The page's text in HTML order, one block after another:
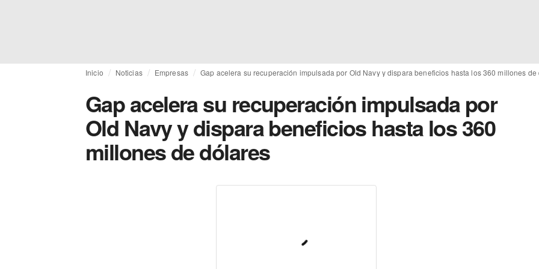
Inicio Noticias Empresas Gap acelera su recuperación impulsada por Old Navy y dispara beneficios hasta los 360 millones de
Gap acelera su recuperación impulsada por
Old Navy y dispara beneficios hasta los 360
millones de dólares